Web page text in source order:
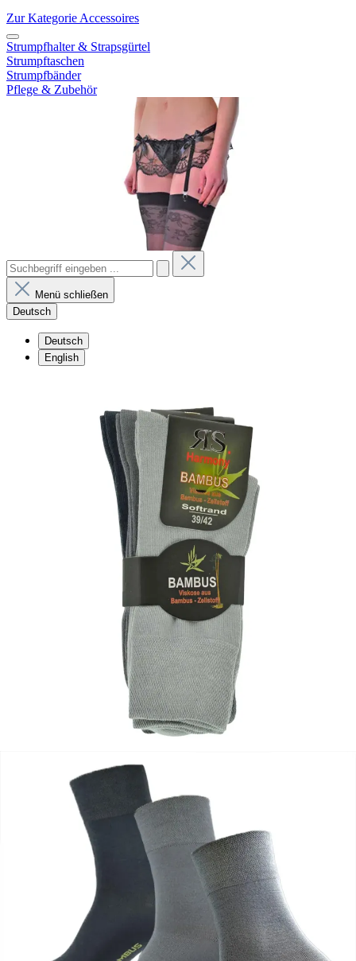
Zur Kategorie Accessoires
Strumpfhalter & Strapsgürtel
Strumpftaschen
Strumpfbänder
Pflege & Zubehör
Menü schließen
Deutsch
Deutsch
English